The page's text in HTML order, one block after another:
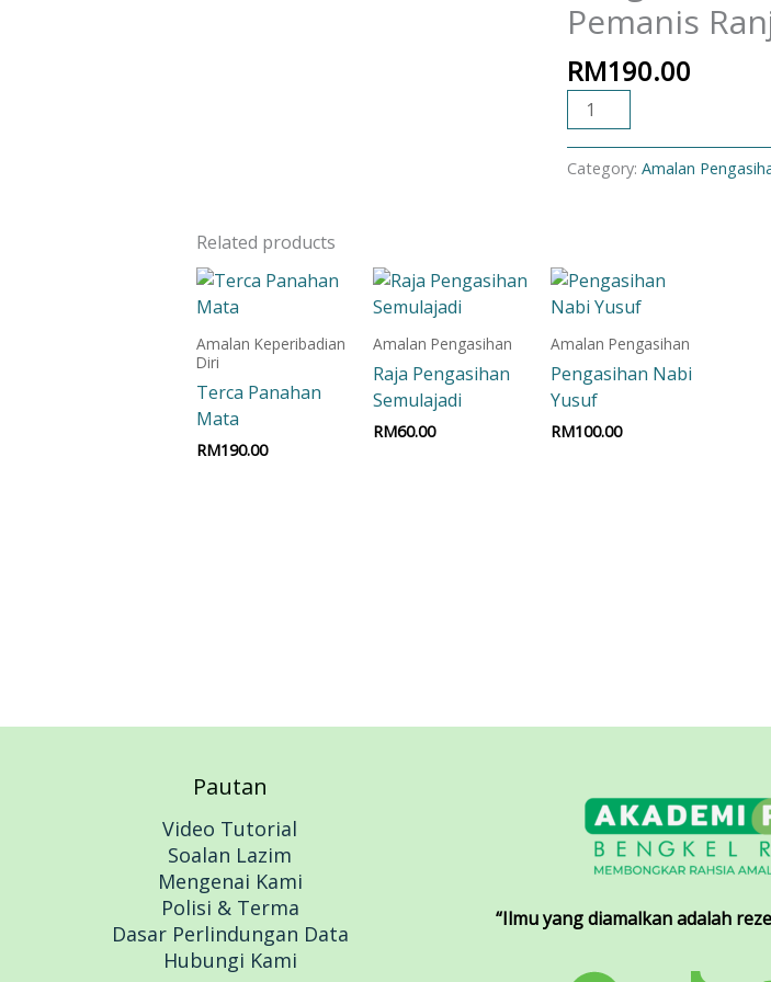
Pemanis
RM190.00
Category:Amalan
Related products
Amalan Keperibadian
Diri
Terca Panahan
Mata
RM190.00
Amalan Pengasihan
Raja Pengasihan
Semulajadi
RM60.00
Amalan Pengasihan
Pengasihan Nabi
Yusuf
RM100.00
Pautan
Video Tutorial
Soalan Lazim
Mengenai Kami
Polisi & Terma
Dasar Perlindungan Data
Hubungi Kami
“Ilmu yang diamalkan adalah